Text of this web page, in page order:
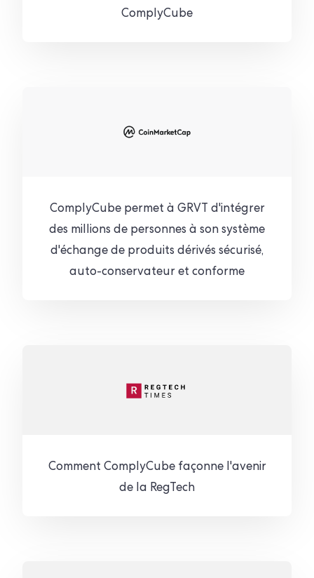
ComplyCube
ComplyCube permet à GRVT d'intégrer
des millions de personnes à son système
d'échange de produits dérivés sécurisé,
auto-conservateur et conforme
Comment ComplyCube façonne l'avenir
de la RegTech